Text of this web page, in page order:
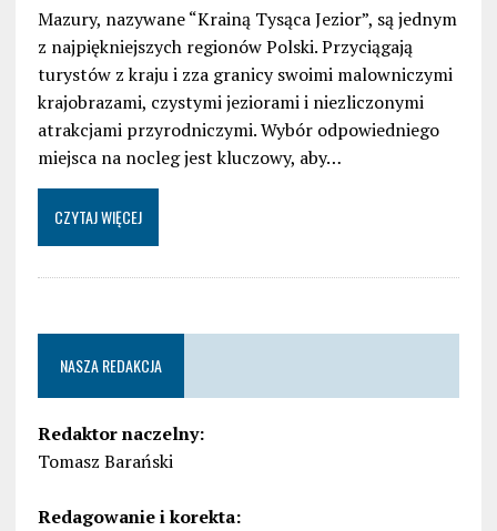
Mazury, nazywane “Krainą Tysąca Jezior”, są jednym
z najpiękniejszych regionów Polski. Przyciągają
turystów z kraju i zza granicy swoimi malowniczymi
krajobrazami, czystymi jeziorami i niezliczonymi
atrakcjami przyrodniczymi. Wybór odpowiedniego
miejsca na nocleg jest kluczowy, aby…
CZYTAJ WIĘCEJ
NASZA REDAKCJA
Redaktor naczelny:
Tomasz Barański
Redagowanie i korekta: